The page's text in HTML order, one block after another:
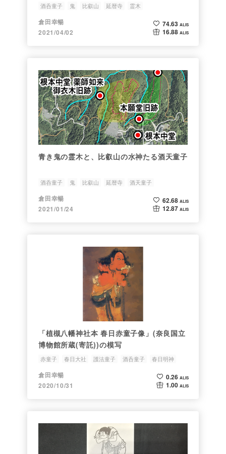
酒呑童子 鬼 比叡山 延暦寺 霊木
倉田幸暢
2021/04/02
74.63 ALIS
16.88 ALIS
青き鬼の霊木と、比叡山の水神たる酒天童子
酒呑童子 鬼 比叡山 延暦寺 酒天童子
倉田幸暢
2021/01/24
62.68 ALIS
12.87 ALIS
「植槻八幡神社本 春日赤童子像」(奈良国立
博物館所蔵(寄託))の模写
赤童子 春日大社 護法童子 酒呑童子 春日明神
倉田幸暢
2020/10/31
0.26 ALIS
1.00 ALIS